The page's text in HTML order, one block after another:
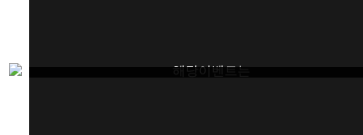
해당이벤트는